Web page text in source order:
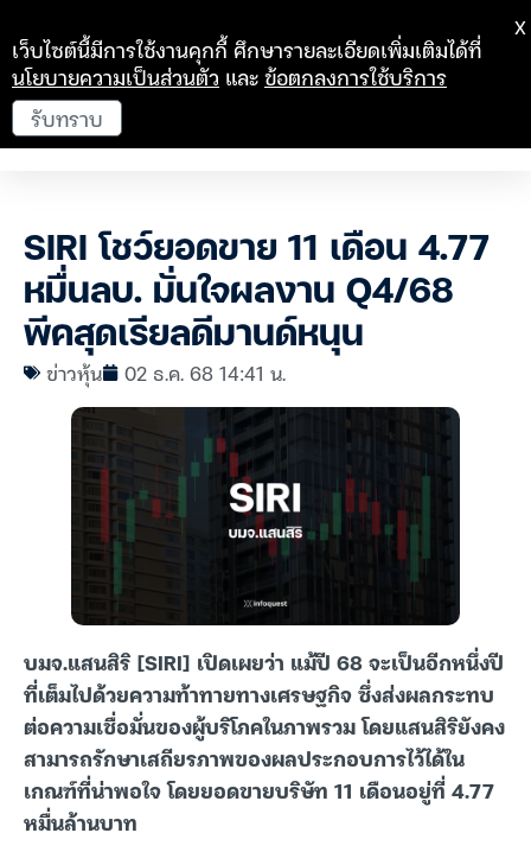
SIRI โชว์ยอดขาย 11 เดือน 4.77
หมื่นลบ. มั่นใจผลงาน Q4/68
พีคสุดเรียลดีมานด์หนุน
ข่าวหุ้น 02 ธ.ค. 68 14:41 น.
บมจ.แสนสิริ [SIRI] เปิดเผยว่า แม้ปี 68 จะเป็นอีกหนึ่งปี
ที่เต็มไปด้วยความท้าทายทางเศรษฐกิจ ซึ่งส่งผลกระทบ
ต่อความเชื่อมั่นของผู้บริโภคในภาพรวม โดยแสนสิริยังคง
สามารถรักษาเสถียรภาพของผลประกอบการไว้ได้ใน
เกณฑ์ที่น่าพอใจ โดยยอดขายบริษัท 11 เดือนอยู่ที่ 4.77
หมื่นล้านบาท
เว็บไซต์นี้มีการใช้งานคุกกี้ ศึกษารายละเอียดเพิ่มเติมได้ที่
นโยบายความเป็นส่วนตัว และข้อตกลงการใช้บริการ
รับทราบ
X